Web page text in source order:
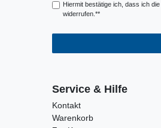
Hiermit bestätige ich, dass ich die
widerrufen.**
Service & Hilfe
Kontakt
Warenkorb